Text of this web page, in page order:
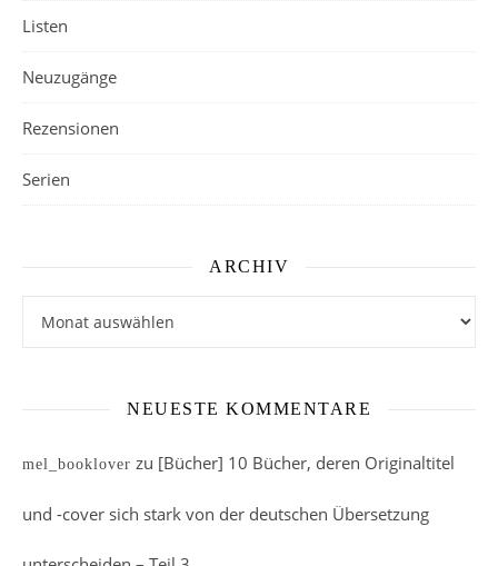
Listen
Neuzugänge
Rezensionen
Serien
ARCHIV
NEUESTE KOMMENTARE
mel_booklover zu [Bücher] 10 Bücher, deren Originaltitel
und -cover sich stark von der deutschen Übersetzung